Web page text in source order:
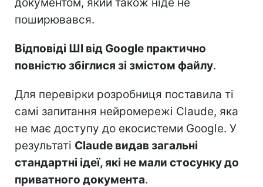
поширювався.
Відповіді ШІ від Google практично
повністю збіглися зі змістом файлу.
Для перевірки розробниця поставила ті
самі запитання нейромережі Claude, яка
не має доступу до екосистеми Google. У
результаті Claude видав загальні
стандартні ідеї, які не мали стосунку до
приватного документа.